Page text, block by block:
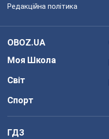
Редакційна політика
OBOZ.UA
Моя Школа
Світ
Спорт
ГДЗ